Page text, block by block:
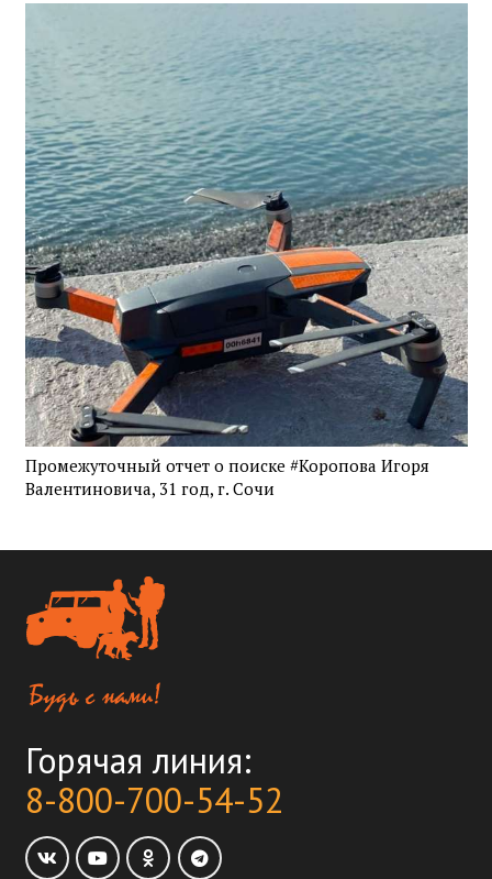
Промежуточный отчет о поиске #Коропова Игоря
Валентиновича, 31 год, г. Сочи
Горячая линия:
8-800-700-54-52